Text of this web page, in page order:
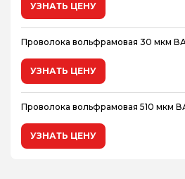
УЗНАТЬ ЦЕНУ
Проволока вольфрамовая 30 мкм
УЗНАТЬ ЦЕНУ
Проволока вольфрамовая 510 мкм
УЗНАТЬ ЦЕНУ